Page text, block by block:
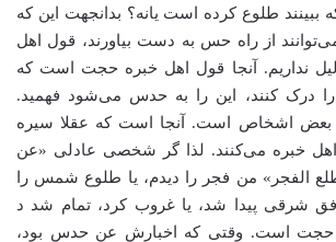
ببینند طلوع کرده است یانه؟ بدانجهت این که
از راه حس به دست بیاورند، قول اهل
نداریم. آنجا قول اهل خبره حجت است که
را درک کنند، این را به حدس می‌شود فهمید.
اشخاص است. آنجا است که عقلا سیره
اهل خبره می‌کنند. لذا گر شخصی عادلی «عن
الفجر» من فجر را دیدم، یا طلوع شمس را
شرقی پیدا شد، یا غروب کرد، تمام شد د
حجت است. وقتی که اخبارش عن حدس بود،